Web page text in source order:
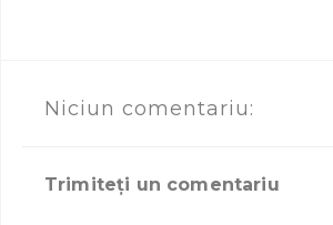
Niciun comentariu:
Trimiteți un comentariu